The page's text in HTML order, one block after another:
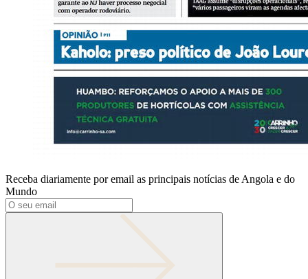
Receba diariamente por email as principais notícias de Angola e do
Mundo